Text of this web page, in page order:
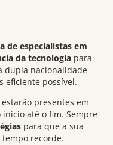
de especialistas em
da tecnologia para
dupla nacionalidade
eficiente possível.
presentes em
até o fim. Sempre
para que a sua
recorde.